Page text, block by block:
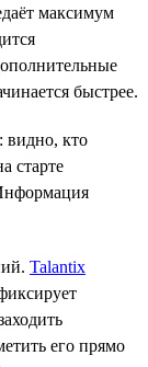
максимум
быстрее.
видно, кто
старте
Talantix
его прямо